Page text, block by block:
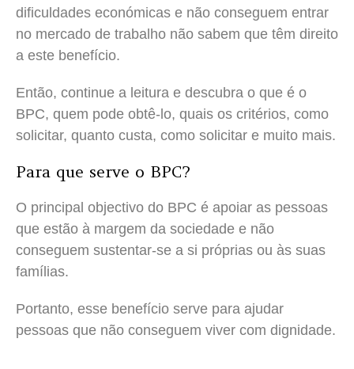
dificuldades económicas e não conseguem entrar
no mercado de trabalho não sabem que têm direito
a este benefício.
Então, continue a leitura e descubra o que é o
BPC, quem pode obtê-lo, quais os critérios, como
solicitar, quanto custa, como solicitar e muito mais.
Para que serve o BPC?
O principal objectivo do BPC é apoiar as pessoas
que estão à margem da sociedade e não
conseguem sustentar-se a si próprias ou às suas
famílias.
Portanto, esse benefício serve para ajudar
pessoas que não conseguem viver com dignidade.